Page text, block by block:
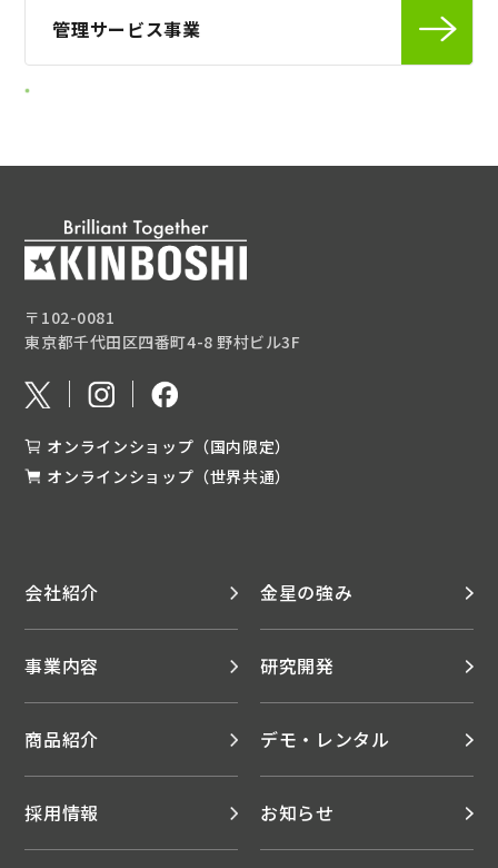
管理サービス事業
〒102-0081
東京都千代田区四番町4-8 野村ビル3F
オンラインショップ（国内限定）
オンラインショップ（世界共通）
会社紹介 金星の強み
事業内容 研究開発
商品紹介 デモ・レンタル
採用情報 お知らせ